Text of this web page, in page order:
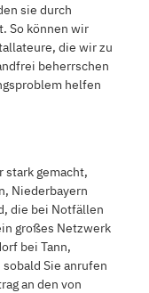
sie durch
So können wir
die wir zu
beherrschen
helfen
stark gemacht,
Niederbayern
die bei Notfällen
großes Netzwerk
bei Tann,
Sie anrufen
an den von